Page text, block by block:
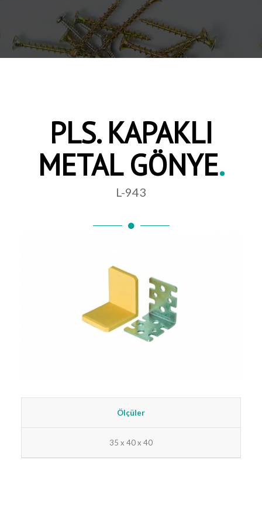
PLS. KAPAKLI
METAL GÖNYE.
L-943
Ölçüler
35 x 40 x 40